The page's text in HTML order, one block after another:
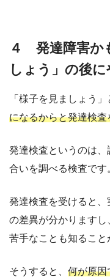
４ 発達障害か
しょう」の後に
「様子を見ましょう
になるからと発達検
発達検査というのは
合いを調べる検査です
発達検査を受けると
の差異が分かります
苦手なことも知ること
そうすると、 何が原因